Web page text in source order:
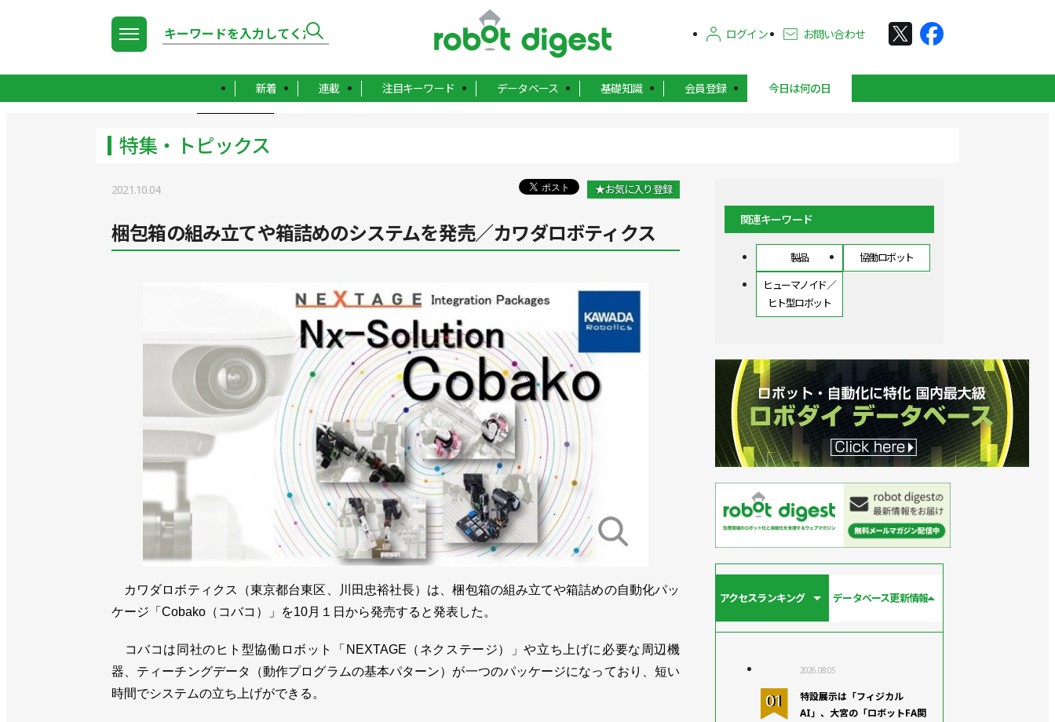
ログイン お問い合わせ
新着 連載 注目キーワード データベース 基礎知識 会員登録 今日は何の日
特集・トピックス
2021.10.04 ★お気に入り登録
梱包箱の組み立てや箱詰めのシステムを発売／カワダロボティクス
カワダロボティクス（東京都台東区、川田忠裕社長）は、梱包箱の組み立てや箱詰めの自動化パッ
ケージ「Cobako（コバコ）」を10月１日から発売すると発表した。
コバコは同社のヒト型協働ロボット「NEXTAGE（ネクステージ）」や立ち上げに必要な周辺機
器、ティーチングデータ（動作プログラムの基本パターン）が一つのパッケージになっており、短い
時間でシステムの立ち上げができる。
関連キーワード
製品
協働ロボット
ヒューマノイド／
ヒト型ロボット
アクセスランキング データベース更新情報
2026.08.05
特設展示は「フィジカル
AI」、大宮の「ロボットFA関